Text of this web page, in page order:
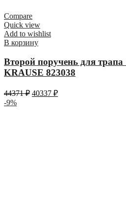
Compare
Quick view
Add to wishlist
В корзину
Второй поручень для трапа
KRAUSE 823038
44371₽ 40337 ₽
-9%